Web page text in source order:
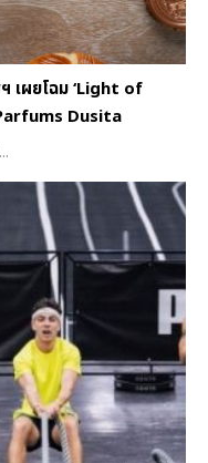
เผยโฉม ‘Light of
Dusita